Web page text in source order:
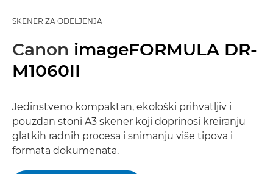
SKENER ZA ODELJENJA
Canon imageFORMULA DR-
M1060II
Jedinstveno kompaktan, ekološki prihvatljiv i
pouzdan stoni A3 skener koji doprinosi kreiranju
glatkih radnih procesa i snimanju više tipova i
formata dokumenata.